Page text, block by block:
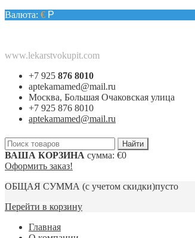
Валюта: € Р
www.lekarstvokupit.com
+7 925 876 8010
aptekamamed@mail.ru
Москва, Большая Очаковская улица
+7 925 876 8010
aptekamamed@mail.ru
ВАША КОРЗИНА сумма: €0
Оформить заказ!
ОБЩАЯ СУММА (с учетом скидки)пусто
Перейти в корзину
Главная